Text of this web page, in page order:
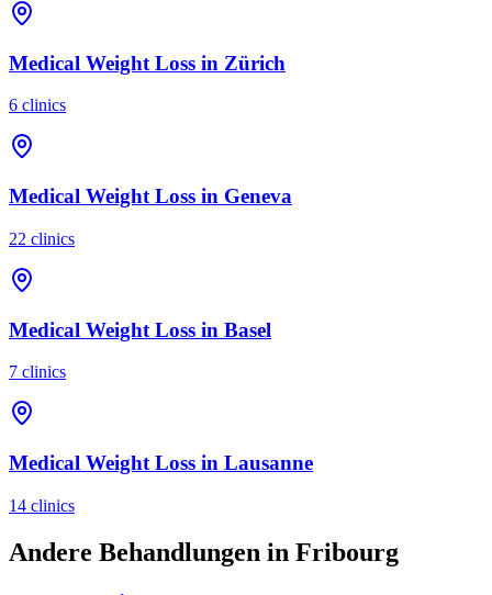
Medical Weight Loss in Zürich
6 clinics
Medical Weight Loss in Geneva
22 clinics
Medical Weight Loss in Basel
7 clinics
Medical Weight Loss in Lausanne
14 clinics
Andere Behandlungen in Fribourg